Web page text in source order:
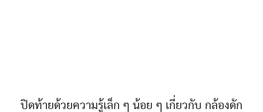
ปิดท้ายด้วยความรู้เล็ก ๆ น้อย ๆ เกี่ยวกับ กล้องดัก